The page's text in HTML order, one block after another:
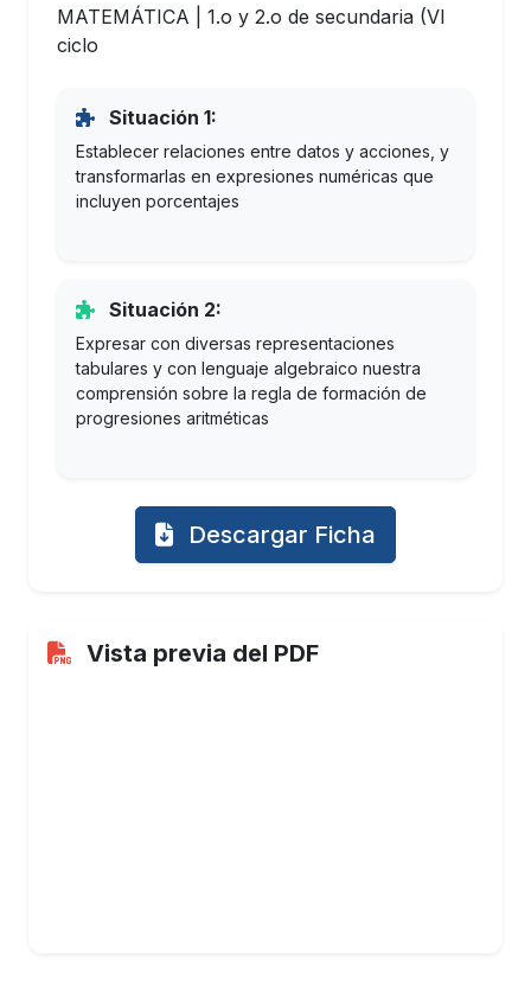
MATEMÁTICA | 1.o y 2.o de secundaria (VI
ciclo
Situación 1:
Establecer relaciones entre datos y acciones, y
transformarlas en expresiones numéricas que
incluyen porcentajes
Situación 2:
Expresar con diversas representaciones
tabulares y con lenguaje algebraico nuestra
comprensión sobre la regla de formación de
progresiones aritméticas
Descargar Ficha
Vista previa del PDF